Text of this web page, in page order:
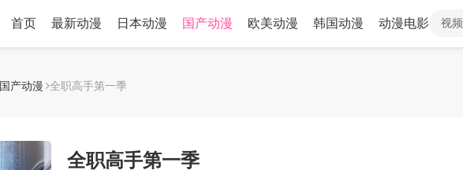
首页 最新动漫 日本动漫 国产动漫 欧美动漫 韩国动漫 动漫电影 视频
国产动漫 全职高手第一季
全职高手第一季